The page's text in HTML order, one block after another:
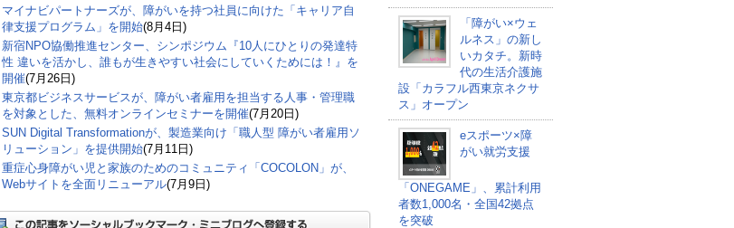
マイナビパートナーズが、障がいを持つ社員に向けた「キャリア自
律支援プログラム」を開始(8月4日)
新宿NPO協働推進センター、シンポジウム『10人にひとりの発達特
性 違いを活かし、誰もが生きやすい社会にしていくためには！』を
開催(7月26日)
東京都ビジネスサービスが、障がい者雇用を担当する人事・管理職
を対象とした、無料オンラインセミナーを開催(7月20日)
SUN Digital Transformationが、製造業向け「職人型 障がい者雇用ソ
リューション」を提供開始(7月11日)
重症心身障がい児と家族のためのコミュニティ「COCOLON」が、
Webサイトを全面リニューアル(7月9日)
「障がい×ウェ
ルネス」の新し
いカタチ。新時
代の生活介護施
設「カラフル西東京ネクサ
ス」オープン
eスポーツ×障
がい就労支援
「ONEGAME」、累計利用
者数1,000名・全国42拠点
を突破